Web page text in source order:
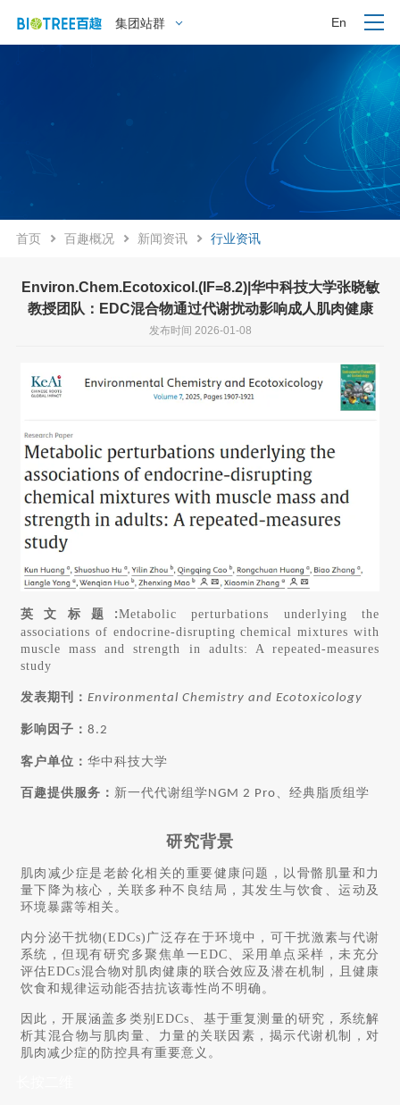
集团站群 En
首页 百趣概况 新闻资讯 行业资讯
Environ.Chem.Ecotoxicol.(IF=8.2)|华中科技大学张晓敏
教授团队：EDC混合物通过代谢扰动影响成人肌肉健康
发布时间 2026-01-08
英文标题 :Metabolic perturbations underlying the
associations of endocrine-disrupting chemical mixtures with
muscle mass and strength in adults: A repeated-measures
study
发表期刊： Environmental Chemistry and Ecotoxicology
影响因子： 8.2
客户单位： 华中科技大学
百趣提供服务： 新一代代谢组学NGM 2 Pro 、经典脂质组学
研究背景
肌肉减少症是老龄化相关的重要健康问题，以骨骼肌量和力
量下降为核心，关联多种不良结局，其发生与饮食、运动及
环境暴露等相关。
内分泌干扰物(EDCs)广泛存在于环境中，可干扰激素与代谢
系统，但现有研究多聚焦单一EDC、采用单点采样，未充分
评估EDCs混合物对肌肉健康的联合效应及潜在机制，且健康
饮食和规律运动能否拮抗该毒性尚不明确。
因此，开展涵盖多类别EDCs、基于重复测量的研究，系统解
析其混合物与肌肉量、力量的关联因素，揭示代谢机制，对
肌肉减少症的防控具有重要意义。